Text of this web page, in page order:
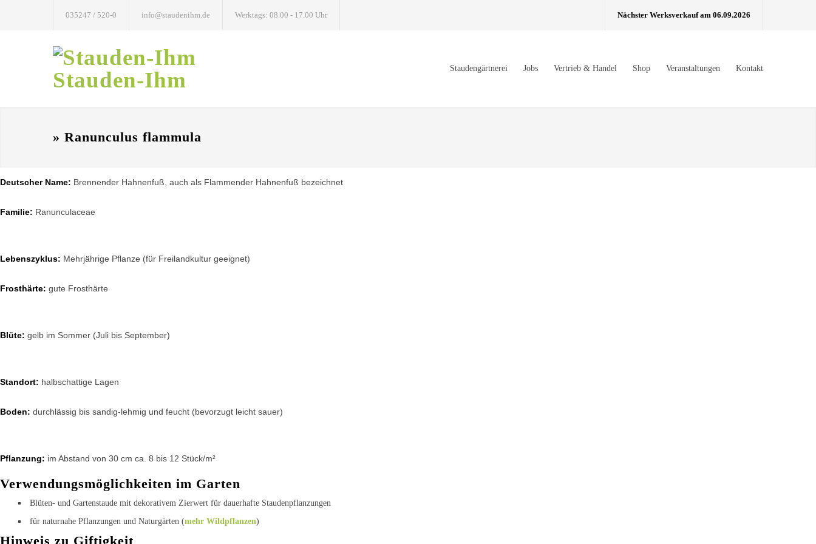
035247 / 520-0 info@staudenihm.de Werktags: 08.00 - 17.00 Uhr Nächster Werksverkauf am 06.09.2026
Stauden-Ihm Staudengärtnerei Jobs Vertrieb & Handel Shop Veranstaltungen Kontakt
» Ranunculus flammula
Deutscher Name: Brennender Hahnenfuß, auch als Flammender Hahnenfuß bezeichnet
Familie: Ranunculaceae
Lebenszyklus: Mehrjährige Pflanze (für Freilandkultur geeignet)
Frosthärte: gute Frosthärte
Blüte: gelb im Sommer (Juli bis September)
Standort: halbschattige Lagen
Boden: durchlässig bis sandig-lehmig und feucht (bevorzugt leicht sauer)
Pflanzung: im Abstand von 30 cm ca. 8 bis 12 Stück/m²
Verwendungsmöglichkeiten im Garten
Blüten- und Gartenstaude mit dekorativem Zierwert für dauerhafte Staudenpflanzungen
für naturnahe Pflanzungen und Naturgärten (mehr Wildpflanzen)
Hinweis zu Giftigkeit